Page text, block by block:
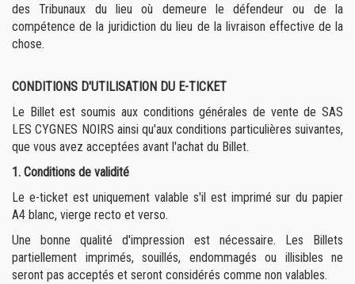
des Tribunaux du lieu où demeure le défendeur ou de la
compétence de la juridiction du lieu de la livraison effective de la
chose.
CONDITIONS D'UTILISATION DU E-TICKET
Le Billet est soumis aux conditions générales de vente de SAS
LES CYGNES NOIRS ainsi qu'aux conditions particulières suivantes,
que vous avez acceptées avant l'achat du Billet.
1. Conditions de validité
Le e-ticket est uniquement valable s'il est imprimé sur du papier
A4 blanc, vierge recto et verso.
Une bonne qualité d'impression est nécessaire. Les Billets
partiellement imprimés, souillés, endommagés ou illisibles ne
seront pas acceptés et seront considérés comme non valables.